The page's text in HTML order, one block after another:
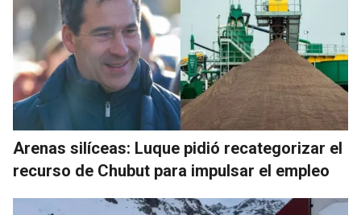
Arenas silíceas: Luque pidió recategorizar el
recurso de Chubut para impulsar el empleo